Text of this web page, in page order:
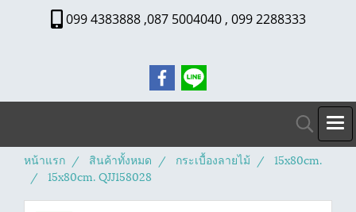
099 4383888 ,087 5004040 , 099 2288333
หน้าแรก สินค้าทั้งหมด กระเบื้องลายไม้
15x80cm.
15x80cm. QJJ158028